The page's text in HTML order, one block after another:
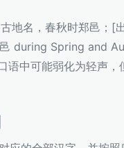
地名，春秋时郑邑；[
during Spring and
语中可能弱化为轻声